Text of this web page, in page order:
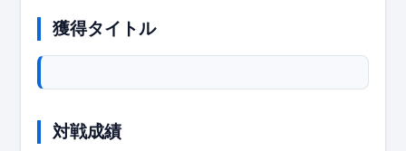
獲得タイトル
対戦成績